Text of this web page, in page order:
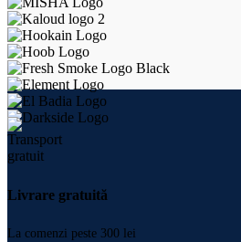
Livrare gratuită
La comenzi peste 300 lei